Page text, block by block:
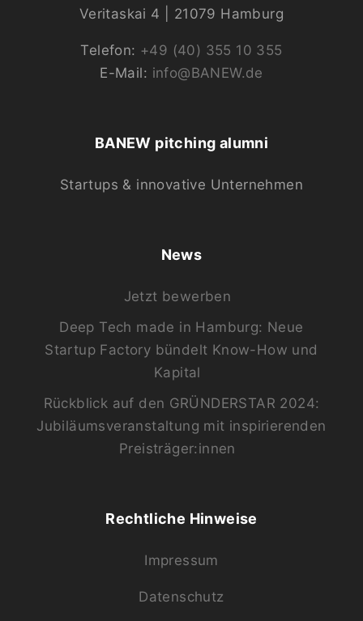
Veritaskai 4 | 21079 Hamburg
Telefon: +49 (40) 355 10 355
E-Mail: info@BANEW.de
BANEW pitching alumni
Startups & innovative Unternehmen
News
Jetzt bewerben
Deep Tech made in Hamburg: Neue
Startup Factory bündelt Know-How und
Kapital
Rückblick auf den GRÜNDERSTAR 2024:
Jubiläumsveranstaltung mit inspirierenden
Preisträger:innen
Rechtliche Hinweise
Impressum
Datenschutz